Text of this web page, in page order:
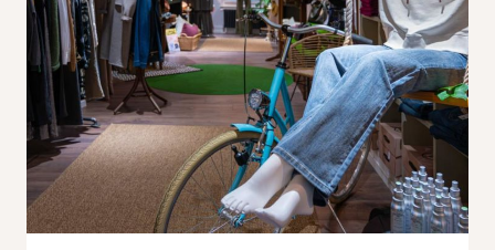
refusez ces
cookies,
certaines
fonctionnalités
disparaîtront
du site Web.
Marketing
En partageant
votre intérêt et